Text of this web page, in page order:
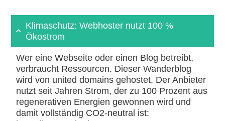
Klimaschutz: Webhoster nutzt 100 %
Ökostrom
Wer eine Webseite oder einen Blog betreibt,
verbraucht Ressourcen. Dieser Wanderblog
wird von united domains gehostet. Der Anbieter
nutzt seit Jahren Strom, der zu 100 Prozent aus
regenerativen Energien gewonnen wird und
damit vollständig CO2-neutral ist: